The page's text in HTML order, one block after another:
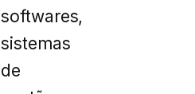
softwares,
sistemas
de